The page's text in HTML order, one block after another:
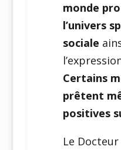
monde
l’univers
sociale
Certains
prêtent
positives
Le Docteur